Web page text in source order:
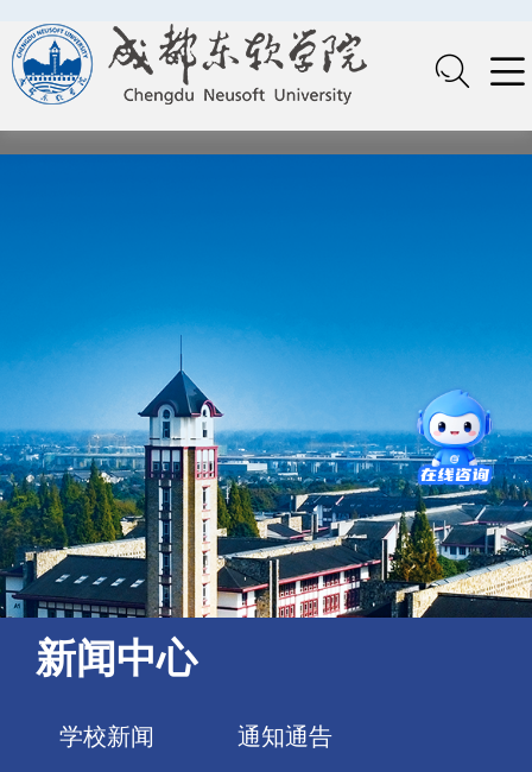
新闻中心
学校新闻
通知通告